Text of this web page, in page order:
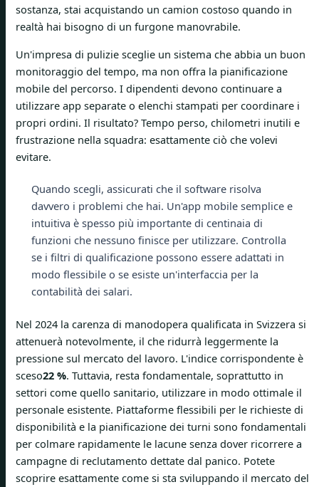
sostanza, stai acquistando un camion costoso quando in
realtà hai bisogno di un furgone manovrabile.
Un'impresa di pulizie sceglie un sistema che abbia un buon
monitoraggio del tempo, ma non offra la pianificazione
mobile del percorso. I dipendenti devono continuare a
utilizzare app separate o elenchi stampati per coordinare i
propri ordini. Il risultato? Tempo perso, chilometri inutili e
frustrazione nella squadra: esattamente ciò che volevi
evitare.
Quando scegli, assicurati che il software risolva
davvero i problemi che hai. Un'app mobile semplice e
intuitiva è spesso più importante di centinaia di
funzioni che nessuno finisce per utilizzare. Controlla
se i filtri di qualificazione possono essere adattati in
modo flessibile o se esiste un'interfaccia per la
contabilità dei salari.
Nel 2024 la carenza di manodopera qualificata in Svizzera si
attenuerà notevolmente, il che ridurrà leggermente la
pressione sul mercato del lavoro. L'indice corrispondente è
sceso22 %. Tuttavia, resta fondamentale, soprattutto in
settori come quello sanitario, utilizzare in modo ottimale il
personale esistente. Piattaforme flessibili per le richieste di
disponibilità e la pianificazione dei turni sono fondamentali
per colmare rapidamente le lacune senza dover ricorrere a
campagne di reclutamento dettate dal panico. Potete
scoprire esattamente come si sta sviluppando il mercato del